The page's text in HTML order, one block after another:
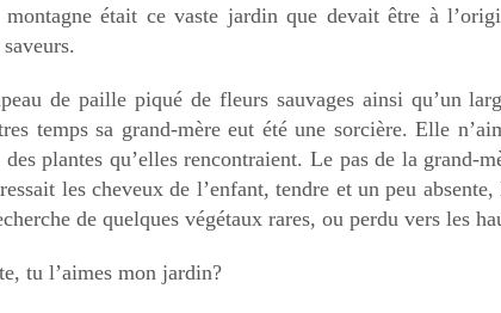
était ce vaste jardin que devait être à
de paille piqué de fleurs sauvages ainsi qu’un
temps sa grand-mère eut été une sorcière. Elle
plantes qu’elles rencontraient. Le pas de la
les cheveux de l’enfant, tendre et un peu
de quelques végétaux rares, ou perdu vers les
tu l’aimes mon jardin?